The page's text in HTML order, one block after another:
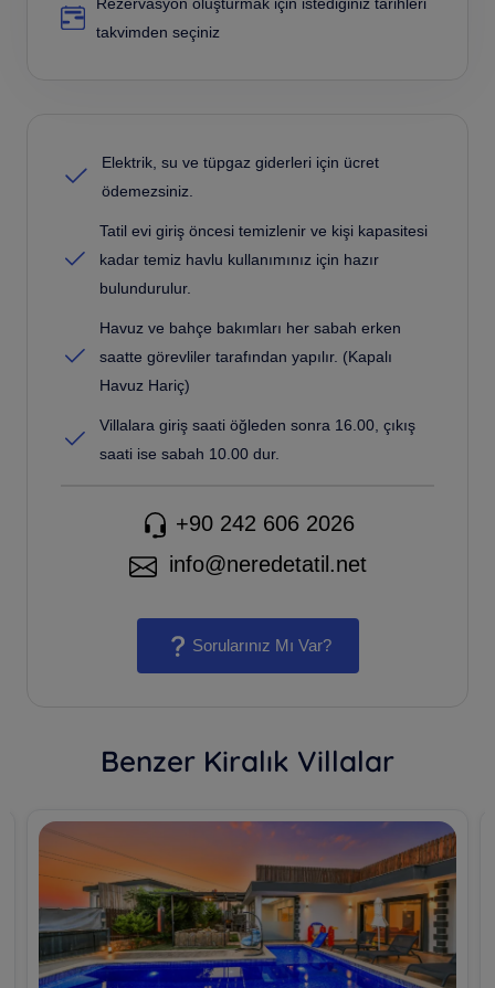
Rezervasyon oluşturmak için istediğiniz tarihleri
takvimden seçiniz
Elektrik, su ve tüpgaz giderleri için ücret
ödemezsiniz.
Tatil evi giriş öncesi temizlenir ve kişi kapasitesi
kadar temiz havlu kullanımınız için hazır
bulundurulur.
Havuz ve bahçe bakımları her sabah erken
saatte görevliler tarafından yapılır. (Kapalı
Havuz Hariç)
Villalara giriş saati öğleden sonra 16.00, çıkış
saati ise sabah 10.00 dur.
+90 242 606 2026
info@neredetatil.net
Sorularınız Mı Var?
Benzer Kiralık Villalar